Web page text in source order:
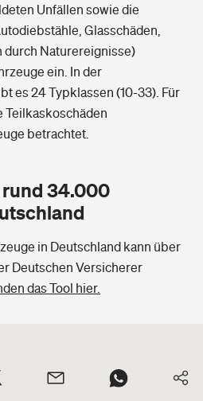
Unfällen sowie die
Glasschäden,
durch Naturereignisse)
ein. In der
es 24 Typklassen (10-33). Für
Teilkaskoschäden
betrachtet.
34.000
in Deutschland kann über
Deutschen Versicherer
das Tool hier.